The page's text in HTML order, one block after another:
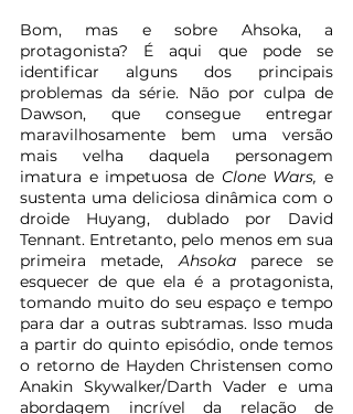
Bom, mas e sobre Ahsoka, a
protagonista? É aqui que pode se
identificar alguns dos principais
problemas da série. Não por culpa de
Dawson, que consegue entregar
maravilhosamente bem uma versão
mais velha daquela personagem
imatura e impetuosa de Clone Wars, e
sustenta uma deliciosa dinâmica com o
droide Huyang, dublado por David
Tennant. Entretanto, pelo menos em sua
primeira metade, Ahsoka parece se
esquecer de que ela é a protagonista,
tomando muito do seu espaço e tempo
para dar a outras subtramas. Isso muda
a partir do quinto episódio, onde temos
o retorno de Hayden Christensen como
Anakin Skywalker/Darth Vader e uma
abordagem incrível da relação de